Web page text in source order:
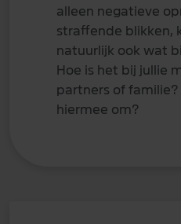
alleen negatieve
straffende blikken,
natuurlijk ook wat
Hoe is het bij jullie
partners of familie?
hiermee om?